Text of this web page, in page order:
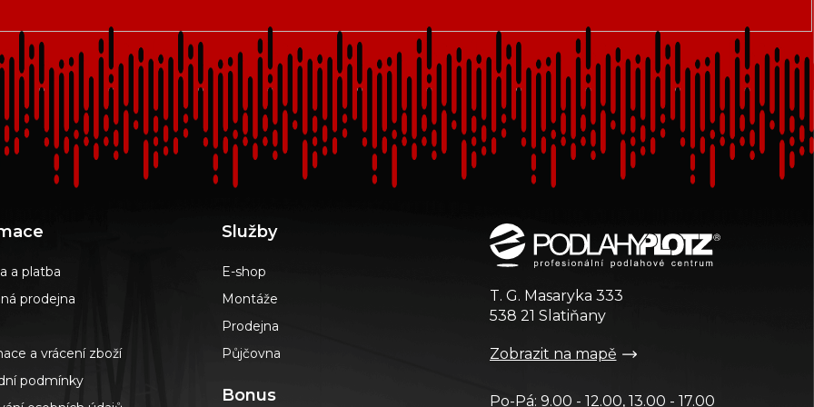
a platba
prodejna
a vrácení zboží
podmínky
Služby
E-shop
Montáže
Prodejna
Půjčovna
Bonus
T. G. Masaryka 333
538 21 Slatiňany
Zobrazit na mapě
Po-Pá: 9.00 - 12.00, 13.00 - 17.00